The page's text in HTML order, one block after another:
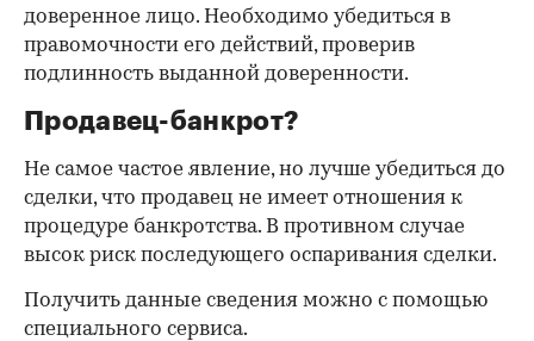
доверенное лицо. Необходимо убедиться в
правомочности его действий, проверив
подлинность выданной доверенности.
Продавец-банкрот?
Не самое частое явление, но лучше убедиться до
сделки, что продавец не имеет отношения к
процедуре банкротства. В противном случае
высок риск последующего оспаривания сделки.
Получить данные сведения можно с помощью
специального сервиса.